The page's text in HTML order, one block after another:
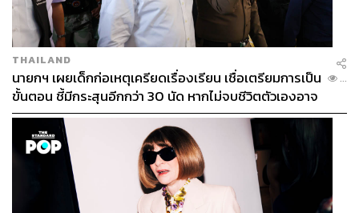
อย่างไรก็ดีเมื่อเปรียบเทียบภาพรวมความนิยมในเชิงการใช้
งานปัจจุบันต้องบอกว่าไทยยังอยู่ในช่วงเริ่มต้นของสังคมไร้
เงินสดเท่านั้น ขณะที่ประเทศจีนรุดหน้าไปไกลกว่านั้นมากๆ
แล้ว
“อุปสรรคของไทยคือความคุ้นเคยและความลังเลในการใช้
e-Wallet ว่าจะสะดวกและปลอดภัยจริงหรือเปล่า? ซึ่งหาก
เปรียบเทียบกันตอนนี้ผู้บริโภคในไทยยังเป็นผู้ใช้งานระดับ
อนุบาลอยู่ ส่วนจีนเหมือนจบปริญญาเอกเป็นระดับด็อกเตอร์
ไปแล้ว แต่คิดว่าถ้ามีกรณีการใช้งานเพิ่มขึ้นเรื่อยๆ มันก็น่า
จะเป็นส่วนช่วยให้คนหันมาใช้ e-Wallet ได้เยอะขึ้น” พิภาวิน
THAILAND
นายกฯ เผยเด็กก่อเหตุเครียดเรื่องเรียน เชื่อเตรียมการเป็น
ขั้นตอน ชี้มีกระสุนอีกกว่า 30 นัด หากไม่จบชีวิตตัวเองอาจ
สูญเสียเพิ่ม
...